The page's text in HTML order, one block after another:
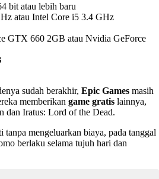
bit atau lebih baru
atau Intel Core i5 3.4 GHz
GTX 660 2GB atau Nvidia GeForce
sudah berakhir, Epic Games masih
memberikan game gratis lainnya,
dan Iratus: Lord of the Dead.
mengeluarkan biaya, pada tanggal
berlaku selama tujuh hari dan